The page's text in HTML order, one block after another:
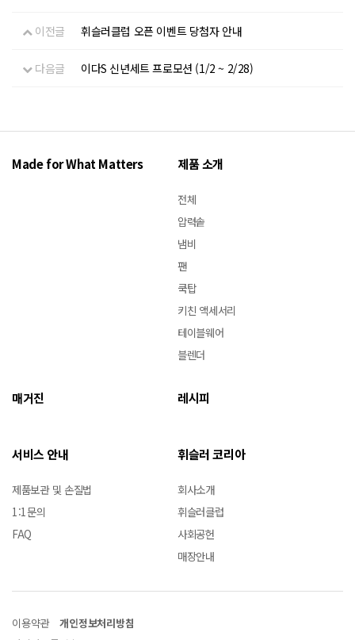
이전글 휘슬러클럽 오픈 이벤트 당첨자 안내
다음글 이다S 신년세트 프로모션 (1/2 ~ 2/28)
Made for What Matters 제품 소개
전체
압력솥
냄비
팬
쿡탑
키친 액세서리
테이블웨어
블렌더
매거진 레시피
서비스 안내
제품보관 및 손질법
1:1문의
FAQ
휘슬러 코리아
회사소개
휘슬러클럽
사회공헌
매장안내
이용약관
개인정보처리방침